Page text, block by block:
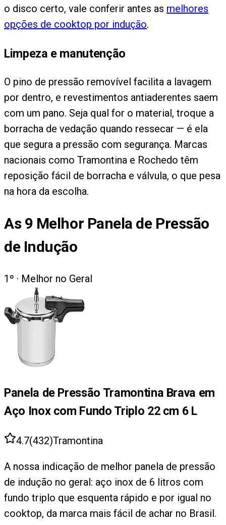
o disco certo, vale conferir antes as melhores
opções de cooktop por indução.
Limpeza e manutenção
O pino de pressão removível facilita a lavagem
por dentro, e revestimentos antiaderentes saem
com um pano. Seja qual for o material, troque a
borracha de vedação quando ressecar — é ela
que segura a pressão com segurança. Marcas
nacionais como Tramontina e Rochedo têm
reposição fácil de borracha e válvula, o que pesa
na hora da escolha.
As 9 Melhor Panela de Pressão
de Indução
1 º · Melhor no Geral
Panela de Pressão Tramontina Brava em
Aço Inox com Fundo Triplo 22 cm 6 L
4.7(432)Tramontina
A nossa indicação de melhor panela de pressão
de indução no geral: aço inox de 6 litros com
fundo triplo que esquenta rápido e por igual no
cooktop, da marca mais fácil de achar no Brasil.